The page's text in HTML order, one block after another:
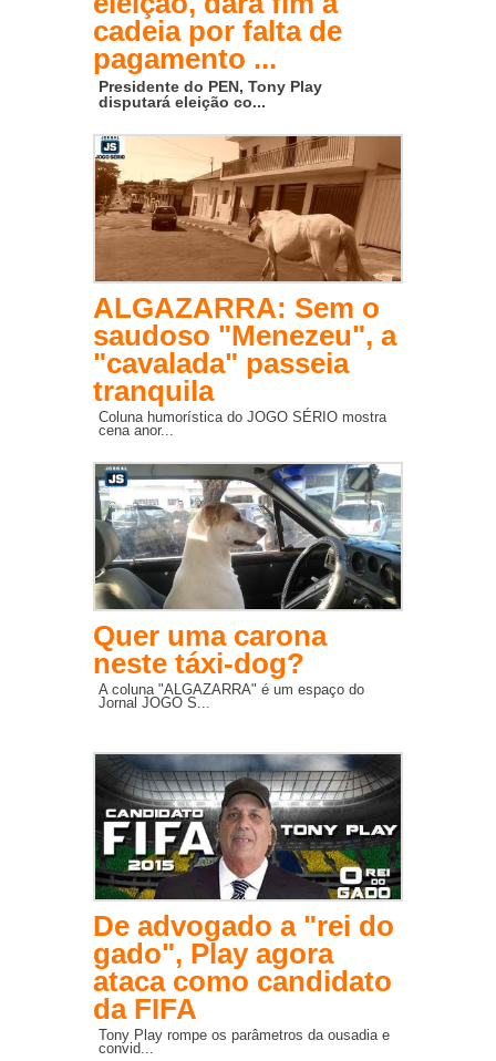
cadeia por falta de
pagamento ...
Presidente do PEN, Tony Play
disputará eleição co...
ALGAZARRA: Sem o
saudoso "Menezeu", a
"cavalada" passeia
tranquila
Coluna humorística do JOGO SÉRIO mostra
cena anor...
Quer uma carona
neste táxi-dog?
A coluna "ALGAZARRA" é um espaço do
Jornal JOGO S...
De advogado a "rei do
gado", Play agora
ataca como candidato
da FIFA
Tony Play rompe os parâmetros da ousadia e
convid...